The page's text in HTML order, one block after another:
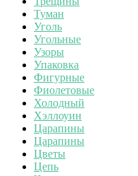
Туман
Уголь
Угольные
Узоры
Упаковка
Фигурные
Фиолетовые
Холодный
Хэллоуин
Царапины
Царапины
Цветы
Цепь